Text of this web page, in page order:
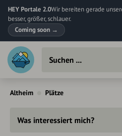
HEY Portale 2.0Wir bereiten gerade
besser, größer, schlauer.
Coming soon →
Altheim Plätze
Was interessiert mich?